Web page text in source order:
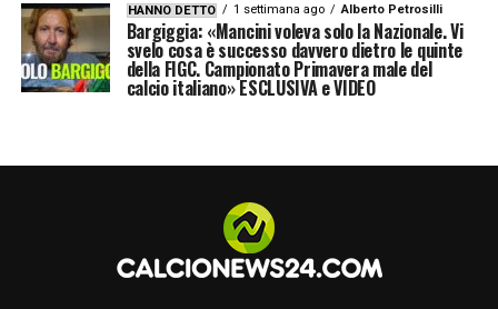
HANNO DETTO 1 settimana ago Alberto Petrosilli
Bargiggia: «Mancini voleva solo la Nazionale. Vi
svelo cosa è successo davvero dietro le quinte
della FIGC. Campionato Primavera male del
calcio italiano» ESCLUSIVA e VIDEO